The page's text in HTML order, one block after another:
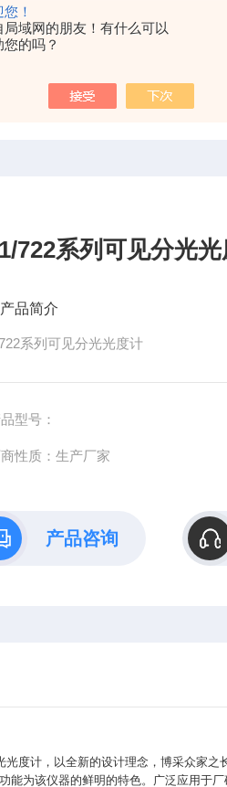
！
局域网的朋友！有什么可以
您的吗？
当前位置：首页 产
722系列可见分光
产品简介
系列可见分光光度计
型号：
性质：生产厂家
产品咨询
光度计，以全新的设计理念，博采众家之
能为该仪器的鲜明的特色。广泛应用于